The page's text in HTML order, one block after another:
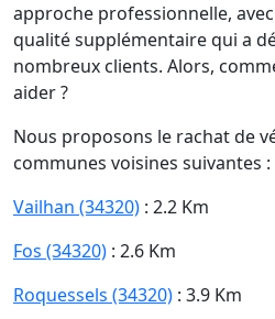
approche professionnelle,
qualité supplémentaire qui a
nombreux clients. Alors,
aider ?
Nous proposons le rachat de
communes voisines suivantes :
Vailhan (34320) : 2.2 Km
Fos (34320) : 2.6 Km
Roquessels (34320) : 3.9 Km